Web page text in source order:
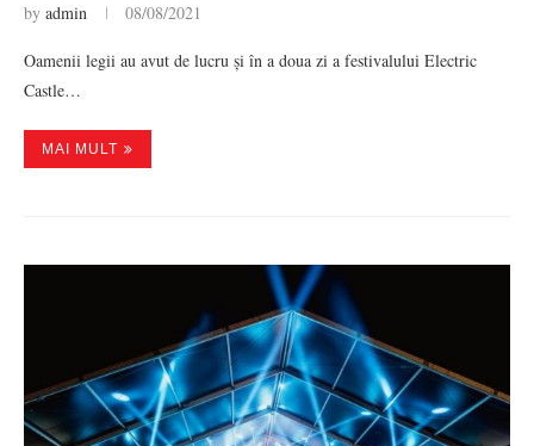
by admin 08/08/2021
Oamenii legii au avut de lucru și în a doua zi a festivalului Electric
Castle…
MAI MULT